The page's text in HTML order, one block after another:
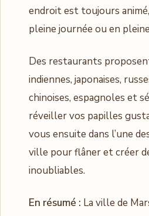
endroit est toujours
pleine journée ou en
Des restaurants
indiennes, japonaises,
chinoises, espagnoles et
réveiller vos papilles
vous ensuite dans l’une
ville pour flâner et créer
inoubliables.
En résumé : La ville de